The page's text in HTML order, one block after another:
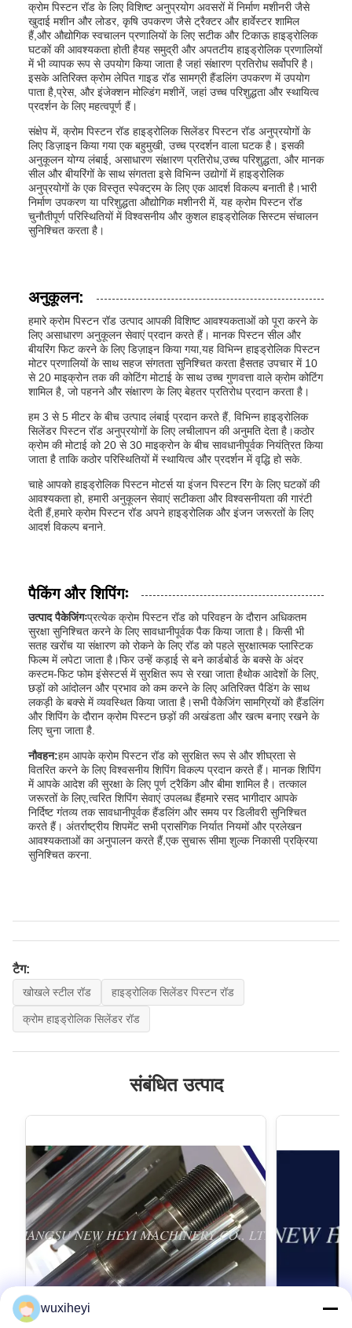
क्रोम पिस्टन रॉड के लिए विशिष्ट अनुप्रयोग अवसरों में निर्माण मशीनरी जैसे
खुदाई मशीन और लोडर, कृषि उपकरण जैसे ट्रैक्टर और हार्वेस्टर शामिल
हैं,और औद्योगिक स्वचालन प्रणालियों के लिए सटीक और टिकाऊ हाइड्रोलिक
घटकों की आवश्यकता होती हैयह समुद्री और अपतटीय हाइड्रोलिक प्रणालियों
में भी व्यापक रूप से उपयोग किया जाता है जहां संक्षारण प्रतिरोध सर्वोपरि है।
इसके अतिरिक्त क्रोम लेपित गाइड रॉड सामग्री हैंडलिंग उपकरण में उपयोग
पाता है,प्रेस, और इंजेक्शन मोल्डिंग मशीनें, जहां उच्च परिशुद्धता और स्थायित्व
प्रदर्शन के लिए महत्वपूर्ण हैं।
संक्षेप में, क्रोम पिस्टन रॉड हाइड्रोलिक सिलेंडर पिस्टन रॉड अनुप्रयोगों के
लिए डिज़ाइन किया गया एक बहुमुखी, उच्च प्रदर्शन वाला घटक है। इसकी
अनुकूलन योग्य लंबाई, असाधारण संक्षारण प्रतिरोध,उच्च परिशुद्धता, और मानक
सील और बीयरिंगों के साथ संगतता इसे विभिन्न उद्योगों में हाइड्रोलिक
अनुप्रयोगों के एक विस्तृत स्पेक्ट्रम के लिए एक आदर्श विकल्प बनाती है।भारी
निर्माण उपकरण या परिशुद्धता औद्योगिक मशीनरी में, यह क्रोम पिस्टन रॉड
चुनौतीपूर्ण परिस्थितियों में विश्वसनीय और कुशल हाइड्रोलिक सिस्टम संचालन
सुनिश्चित करता है।
अनुकूलन:
हमारे क्रोम पिस्टन रॉड उत्पाद आपकी विशिष्ट आवश्यकताओं को पूरा करने के
लिए असाधारण अनुकूलन सेवाएं प्रदान करते हैं। मानक पिस्टन सील और
बीयरिंग फिट करने के लिए डिज़ाइन किया गया,यह विभिन्न हाइड्रोलिक पिस्टन
मोटर प्रणालियों के साथ सहज संगतता सुनिश्चित करता हैसतह उपचार में 10
से 20 माइक्रोन तक की कोटिंग मोटाई के साथ उच्च गुणवत्ता वाले क्रोम कोटिंग
शामिल है, जो पहनने और संक्षारण के लिए बेहतर प्रतिरोध प्रदान करता है।
हम 3 से 5 मीटर के बीच उत्पाद लंबाई प्रदान करते हैं, विभिन्न हाइड्रोलिक
सिलेंडर पिस्टन रॉड अनुप्रयोगों के लिए लचीलापन की अनुमति देता है।कठोर
क्रोम की मोटाई को 20 से 30 माइक्रोन के बीच सावधानीपूर्वक नियंत्रित किया
जाता है ताकि कठोर परिस्थितियों में स्थायित्व और प्रदर्शन में वृद्धि हो सके.
चाहे आपको हाइड्रोलिक पिस्टन मोटर्स या इंजन पिस्टन रिंग के लिए घटकों की
आवश्यकता हो, हमारी अनुकूलन सेवाएं सटीकता और विश्वसनीयता की गारंटी
देती हैं,हमारे क्रोम पिस्टन रॉड अपने हाइड्रोलिक और इंजन जरूरतों के लिए
आदर्श विकल्प बनाने.
पैकिंग और शिपिंगः
उत्पाद पैकेजिंगःप्रत्येक क्रोम पिस्टन रॉड को परिवहन के दौरान अधिकतम
सुरक्षा सुनिश्चित करने के लिए सावधानीपूर्वक पैक किया जाता है। किसी भी
सतह खरोंच या संक्षारण को रोकने के लिए रॉड को पहले सुरक्षात्मक प्लास्टिक
फिल्म में लपेटा जाता है।फिर उन्हें कड़ाई से बने कार्डबोर्ड के बक्से के अंदर
कस्टम-फिट फोम इंसेस्टर्स में सुरक्षित रूप से रखा जाता हैथोक आदेशों के लिए,
छड़ों को आंदोलन और प्रभाव को कम करने के लिए अतिरिक्त पैडिंग के साथ
लकड़ी के बक्से में व्यवस्थित किया जाता है।सभी पैकेजिंग सामग्रियों को हैंडलिंग
और शिपिंग के दौरान क्रोम पिस्टन छड़ों की अखंडता और खत्म बनाए रखने के
लिए चुना जाता है.
नौवहन:हम आपके क्रोम पिस्टन रॉड को सुरक्षित रूप से और शीघ्रता से
वितरित करने के लिए विश्वसनीय शिपिंग विकल्प प्रदान करते हैं। मानक शिपिंग
में आपके आदेश की सुरक्षा के लिए पूर्ण ट्रैकिंग और बीमा शामिल है। तत्काल
जरूरतों के लिए,त्वरित शिपिंग सेवाएं उपलब्ध हैंहमारे रसद भागीदार आपके
निर्दिष्ट गंतव्य तक सावधानीपूर्वक हैंडलिंग और समय पर डिलीवरी सुनिश्चित
करते हैं। अंतर्राष्ट्रीय शिपमेंट सभी प्रासंगिक निर्यात नियमों और प्रलेखन
आवश्यकताओं का अनुपालन करते हैं,एक सुचारू सीमा शुल्क निकासी प्रक्रिया
सुनिश्चित करना.
टैग:
खोखले स्टील रॉड हाइड्रोलिक सिलेंडर पिस्टन रॉड
क्रोम हाइड्रोलिक सिलेंडर रॉड
संबंधित उत्पाद
wuxiheyi